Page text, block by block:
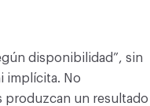
disponibilidad”, sin
implícita. No
produzcan un resultado